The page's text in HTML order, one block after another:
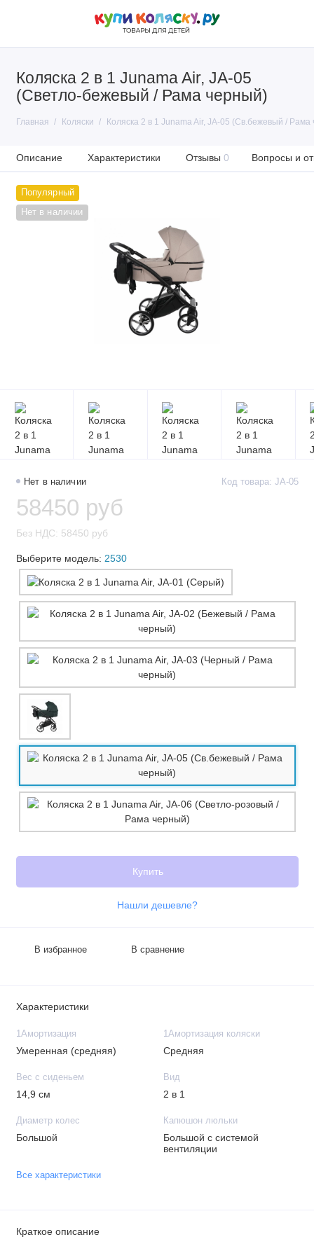
Коляска 2 в 1 Junama Air, JA-05
(Светло-бежевый / Рама черный)
Главная Коляски Коляска 2 в 1 Junama Air, JA-05 (Св.бежевый / Рама
Описание Характеристики Отзывы 0 Вопросы и
Популярный
Нет в наличии
Нет в наличии Код товара: JA-05
58450 руб
Без НДС: 58450 руб
Выберите модель: 2530
Купить
Нашли дешевле?
В избранное В сравнение
Характеристики
1Амортизация
Умеренная (средняя)
1Амортизация коляски
Средняя
Вес с сиденьем
14,9 см
Вид
2 в 1
Диаметр колес
Большой
Капюшон люльки
Большой с системой
вентиляции
Все характеристики
Краткое описание